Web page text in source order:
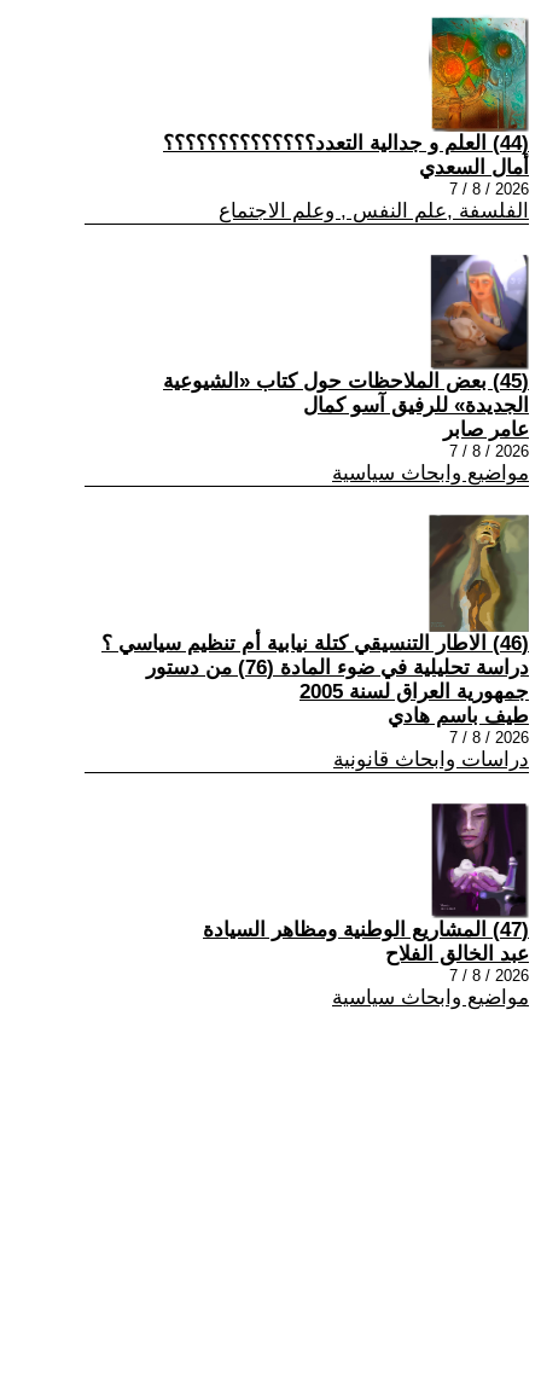
(44) العلم و جدالية التعدد؟؟؟؟؟؟؟؟؟؟؟؟؟؟
أمال السعدي
2026 / 8 / 7
الفلسفة ,علم النفس , وعلم الاجتماع
(45) بعض الملاحظات حول كتاب «الشيوعية
الجديدة» للرفيق آسو كمال
عامر صابر
2026 / 8 / 7
مواضيع وابحاث سياسية
(46) الاطار التنسيقي كتلة نيابية أم تنظيم سياسي ؟
دراسة تحليلية في ضوء المادة (76) من دستور
جمهورية العراق لسنة 2005
طيف باسم هادي
2026 / 8 / 7
دراسات وابحاث قانونية
(47) المشاريع الوطنية ومظاهر السيادة
عبد الخالق الفلاح
2026 / 8 / 7
مواضيع وابحاث سياسية